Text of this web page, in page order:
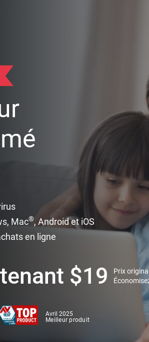
Mac®, Android et iOS
en ligne
$19 Prix
Avril 2025
Meilleur produit